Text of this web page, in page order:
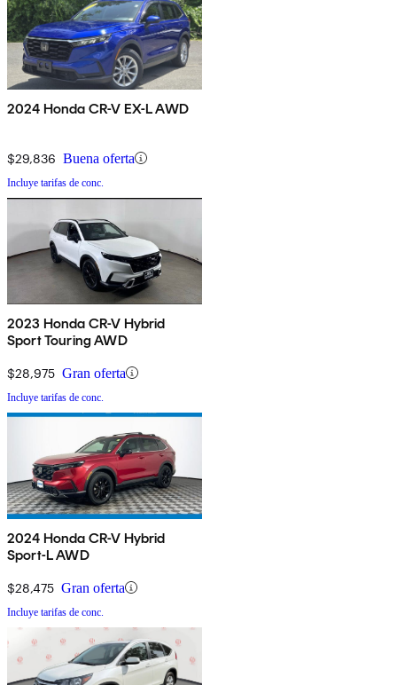
2024 Honda CR-V EX-L AWD
$29,836 Buena oferta
Incluye tarifas de conc.
2023 Honda CR-V Hybrid
Sport Touring AWD
$28,975 Gran oferta
Incluye tarifas de conc.
2024 Honda CR-V Hybrid
Sport-L AWD
$28,475 Gran oferta
Incluye tarifas de conc.